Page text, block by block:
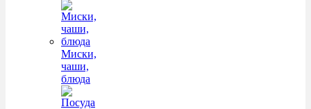
Миски,
чаши,
блюда